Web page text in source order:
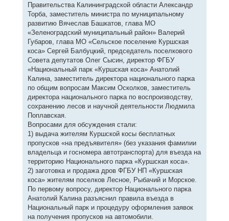
Правительства Калининградской области Александр
Торба, заместитель министра по муниципальному
развитию Вячеслав Башкатов, глава МО
«Зеленоградский муниципальный район» Валерий
Губаров, глава МО «Сельское поселение Куршская
коса» Сергей Балбуцкий, председатель поселкового
Совета депутатов Олег Сысин, директор ФГБУ
«Национальный парк «Куршская коса» Анатолий
Калина, заместитель директора национального парка
по общим вопросам Максим Осколков, заместитель
директора национального парка по воспроизводству,
сохранению лесов и научной деятельности Людмила
Поплавская.
Вопросами для обсуждения стали:
1) выдача жителям Куршской косы бесплатных
пропусков «на предъявителя» (без указания фамилии
владельца и госномера автотранспорта) для въезда на
территорию Национального парка «Куршская коса».
2) заготовка и продажа дров ФГБУ НП «Куршская
коса» жителям поселков Лесное, Рыбачий и Морское.
По первому вопросу, директор Национального парка
Анатолий Калина разъяснил правила въезда в
Национальный парк и процедуру оформления заявок
на получения пропусков на автомобили.